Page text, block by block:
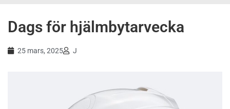
Dags för hjälmbytarvecka
25 mars, 2025 J